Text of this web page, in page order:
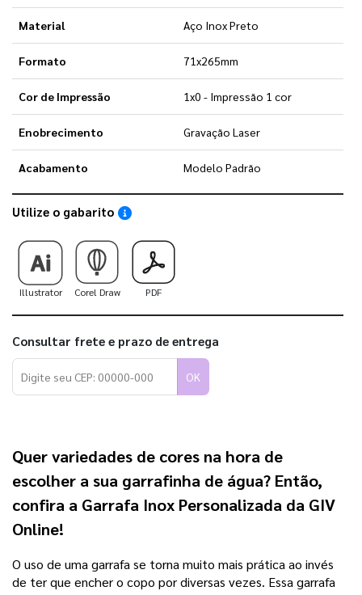
Material Aço Inox Preto
Formato 71x265mm
Cor de Impressão 1x0 - Impressão 1 cor
Enobrecimento Gravação Laser
Acabamento Modelo Padrão
Utilize o gabarito Saiba como utilizar os nossos gabaritos
Illustrator Corel Draw PDF
Consultar frete e prazo de entrega
OK
Quer variedades de cores na hora de
escolher a sua garrafinha de água? Então,
confira a Garrafa Inox Personalizada da GIV
Online!
O uso de uma garrafa se torna muito mais prática ao invés
de ter que encher o copo por diversas vezes. Essa garrafa